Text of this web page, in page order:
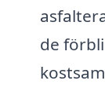
de